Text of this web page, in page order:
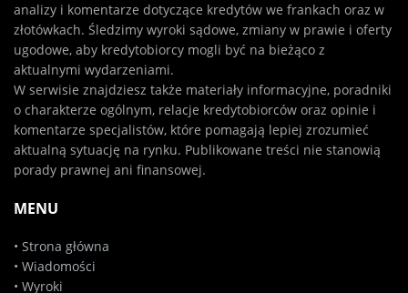
analizy i komentarze dotyczące kredytów we frankach oraz w
złotówkach. Śledzimy wyroki sądowe, zmiany w prawie i oferty
ugodowe, aby kredytobiorcy mogli być na bieżąco z
aktualnymi wydarzeniami.
W serwisie znajdziesz także materiały informacyjne, poradniki
o charakterze ogólnym, relacje kredytobiorców oraz opinie i
komentarze specjalistów, które pomagają lepiej zrozumieć
aktualną sytuację na rynku. Publikowane treści nie stanowią
porady prawnej ani finansowej.
MENU
• Strona główna
• Wiadomości
• Wyroki